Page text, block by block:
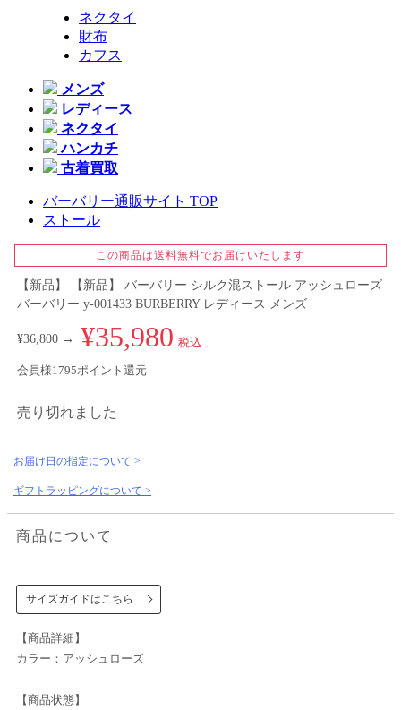
ネクタイ
財布
カフス
メンズ
レディース
ネクタイ
ハンカチ
古着買取
バーバリー通販サイト TOP
ストール
この商品は送料無料でお届けいたします
【新品】 【新品】 バーバリー シルク混ストール アッシュローズ
バーバリー y-001433 BURBERRY レディース メンズ
¥36,800 → ¥35,980 税込
会員様1795ポイント還元
売り切れました
お届け日の指定について >
ギフトラッピングについて >
商品について
サイズガイドはこちら
【商品詳細】
カラー：アッシュローズ
【商品状態】